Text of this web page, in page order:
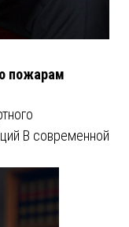
пожарам
В современной